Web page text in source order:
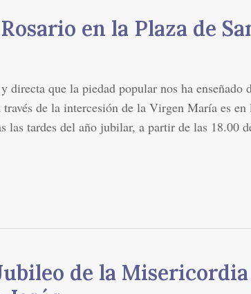
en la Plaza de
directa que la piedad popular nos ha enseñado
de la intercesión de la Virgen María es
las tardes del año jubilar, a partir de las 18.00
de la